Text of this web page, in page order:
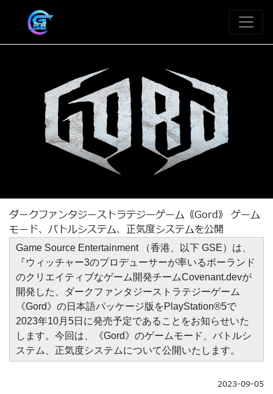
ダークファンタジーストラテジーゲーム《Gord》 ゲーム
モード、バトルシステム、正気度システムを公開
Game Source Entertainment （香港、以下 GSE）は、
『ウィッチャー3のプロデューサーが率いるポーランド
のクリエイティブなゲーム開発チームCovenant.devが
開発した、ダークファンタジーストラテジーゲーム
《Gord》の日本語パッケージ版をPlayStation®5で
2023年10月5日に発売予定であることをお知らせいた
します。今回は、《Gord》のゲームモード、バトルシ
ステム、正気度システムについて公開いたします。
2023-09-05